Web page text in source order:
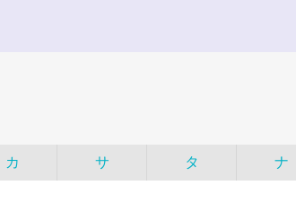
カ サ タ ナ